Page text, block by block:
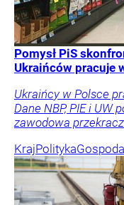
Pomysł PiS
Ukraińców pracuje
Ukraińcy w Polsce
Dane NBP, PIE i UW
zawodowa
KrajPolityka